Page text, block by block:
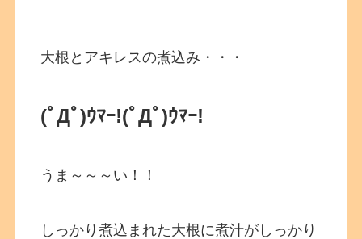
大根とアキレスの煮込み・・・
(ﾟДﾟ)ｳﾏｰ!(ﾟДﾟ)ｳﾏｰ!
うま～～～い！！
しっかり煮込まれた大根に煮汁がしっかり